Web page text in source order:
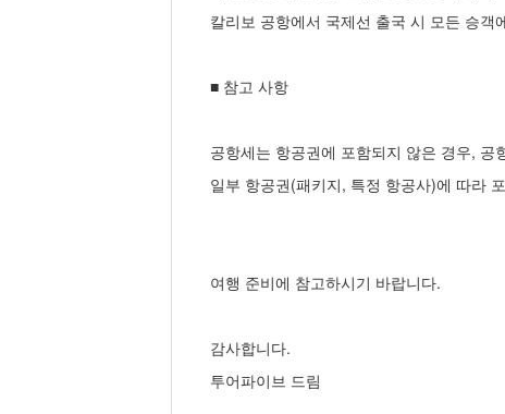
칼리보 공항에서 국제선 출국 시 모든 승객
■ 참고 사항
공항세는 항공권에 포함되지 않은 경우, 공
일부 항공권(패키지, 특정 항공사)에 따라
여행 준비에 참고하시기 바랍니다.
감사합니다.
투어파이브 드림